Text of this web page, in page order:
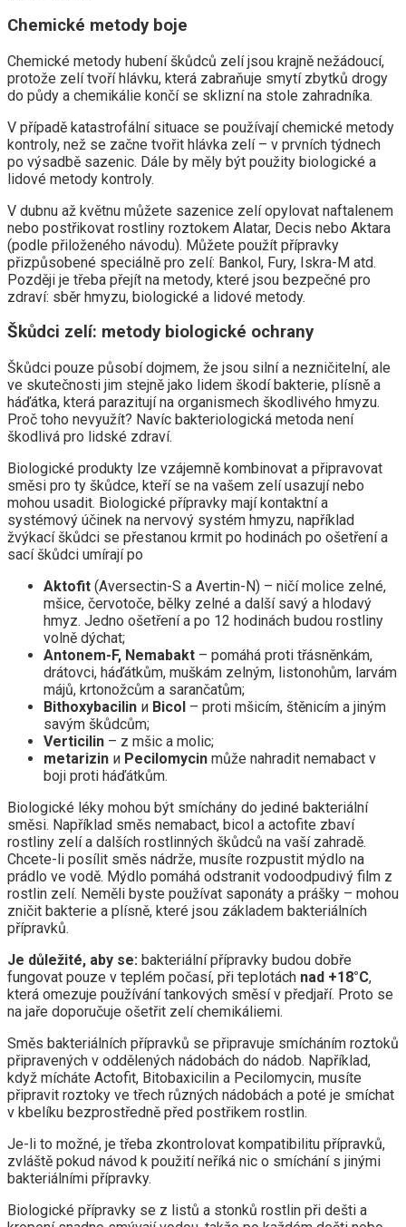
Chemické metody boje
Chemické metody hubení škůdců zelí jsou krajně nežádoucí,
protože zelí tvoří hlávku, která zabraňuje smytí zbytků drogy
do půdy a chemikálie končí se sklizní na stole zahradníka.
V případě katastrofální situace se používají chemické metody
kontroly, než se začne tvořit hlávka zelí – v prvních týdnech
po výsadbě sazenic. Dále by měly být použity biologické a
lidové metody kontroly.
V dubnu až květnu můžete sazenice zelí opylovat naftalenem
nebo postřikovat rostliny roztokem Alatar, Decis nebo Aktara
(podle přiloženého návodu). Můžete použít přípravky
přizpůsobené speciálně pro zelí: Bankol, Fury, Iskra-M atd.
Později je třeba přejít na metody, které jsou bezpečné pro
zdraví: sběr hmyzu, biologické a lidové metody.
Škůdci zelí: metody biologické ochrany
Škůdci pouze působí dojmem, že jsou silní a nezničitelní, ale
ve skutečnosti jim stejně jako lidem škodí bakterie, plísně a
háďátka, která parazitují na organismech škodlivého hmyzu.
Proč toho nevyužít? Navíc bakteriologická metoda není
škodlivá pro lidské zdraví.
Biologické produkty lze vzájemně kombinovat a připravovat
směsi pro ty škůdce, kteří se na vašem zelí usazují nebo
mohou usadit. Biologické přípravky mají kontaktní a
systémový účinek na nervový systém hmyzu, například
žvýkací škůdci se přestanou krmit po hodinách po ošetření a
sací škůdci umírají po
Aktofit (Aversectin-S a Avertin-N) – ničí molice zelné,
mšice, červotoče, bělky zelné a další savý a hlodavý
hmyz. Jedno ošetření a po 12 hodinách budou rostliny
volně dýchat;
Antonem-F, Nemabakt – pomáhá proti třásněnkám,
drátovci, háďátkům, muškám zelným, listonohům, larvám
májů, krtonožcům a sarančatům;
Bithoxybacilin и Bicol – proti mšicím, štěnicím a jiným
savým škůdcům;
Verticilin – z mšic a molic;
metarizin и Pecilomycin může nahradit nemabact v
boji proti háďátkům.
Biologické léky mohou být smíchány do jediné bakteriální
směsi. Například směs nemabact, bicol a actofite zbaví
rostliny zelí a dalších rostlinných škůdců na vaší zahradě.
Chcete-li posílit směs nádrže, musíte rozpustit mýdlo na
prádlo ve vodě. Mýdlo pomáhá odstranit vodoodpudivý film z
rostlin zelí. Neměli byste používat saponáty a prášky – mohou
zničit bakterie a plísně, které jsou základem bakteriálních
přípravků.
Je důležité, aby se: bakteriální přípravky budou dobře
fungovat pouze v teplém počasí, při teplotách nad +18°C,
která omezuje používání tankových směsí v předjaří. Proto se
na jaře doporučuje ošetřit zelí chemikáliemi.
Směs bakteriálních přípravků se připravuje smícháním roztoků
připravených v oddělených nádobách do nádob. Například,
když mícháte Actofit, Bitobaxicilin a Pecilomycin, musíte
připravit roztoky ve třech různých nádobách a poté je smíchat
v kbelíku bezprostředně před postřikem rostlin.
Je-li to možné, je třeba zkontrolovat kompatibilitu přípravků,
zvláště pokud návod k použití neříká nic o smíchání s jinými
bakteriálními přípravky.
Biologické přípravky se z listů a stonků rostlin při dešti a